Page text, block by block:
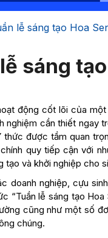
lễ sáng tạo Hoa
sáng
động cốt lõi của
nghiệm cần thiết ngay
thức được tầm quan
quy tiếp cận với
và khởi nghiệp cho
doanh nghiệp, cựu
“Tuần lễ sáng tạo
cũng như một số
chúng.